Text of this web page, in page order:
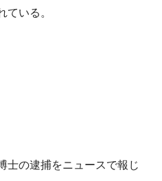
ている。
士の逮捕をニュースで報じ